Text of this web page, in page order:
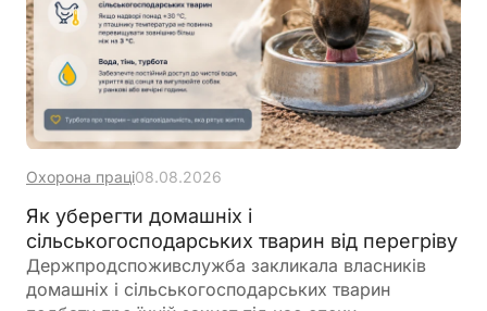
Охорона праці08.08.2026
Як уберегти домашніх і
сільськогосподарських тварин від перегріву
Держпродспоживслужба закликала власників
домашніх і сільськогосподарських тварин